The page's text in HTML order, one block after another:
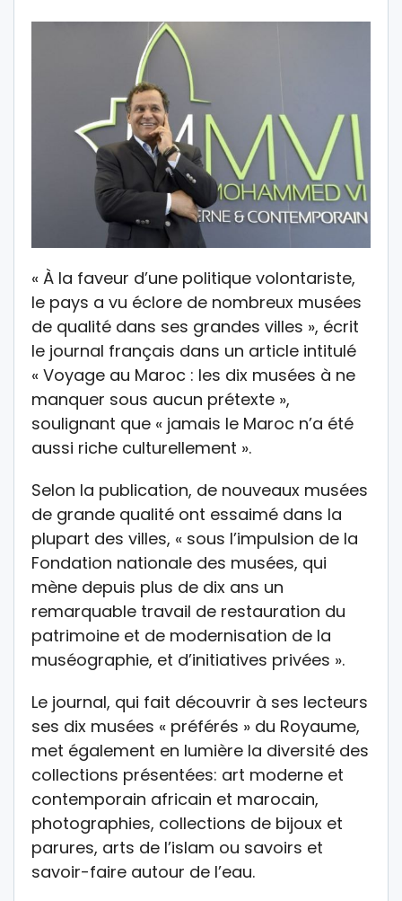
« À la faveur d’une politique volontariste,
le pays a vu éclore de nombreux musées
de qualité dans ses grandes villes », écrit
le journal français dans un article intitulé
« Voyage au Maroc : les dix musées à ne
manquer sous aucun prétexte »,
soulignant que « jamais le Maroc n’a été
aussi riche culturellement ».
Selon la publication, de nouveaux musées
de grande qualité ont essaimé dans la
plupart des villes, « sous l’impulsion de la
Fondation nationale des musées, qui
mène depuis plus de dix ans un
remarquable travail de restauration du
patrimoine et de modernisation de la
muséographie, et d’initiatives privées ».
Le journal, qui fait découvrir à ses lecteurs
ses dix musées « préférés » du Royaume,
met également en lumière la diversité des
collections présentées: art moderne et
contemporain africain et marocain,
photographies, collections de bijoux et
parures, arts de l’islam ou savoirs et
savoir-faire autour de l’eau.